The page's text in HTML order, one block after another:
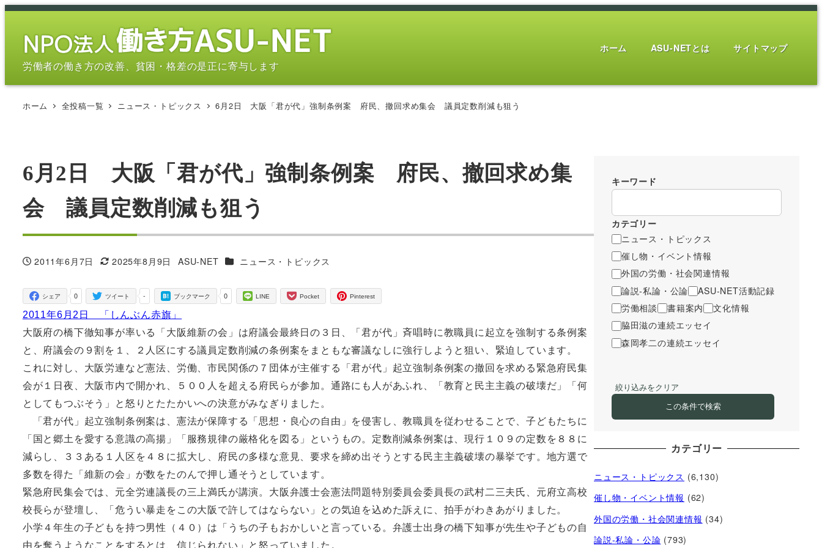
メ
労働者の働き方の改善、貧困・格差の是正に寄与します
ホーム ASU-NETとは サイトマップ
ホーム 全投稿一覧 ニュース・トピックス 6月2日 大阪「君が代」強制条例案 府民、撤回求め集会 議員定数削減も狙う
6月2日 大阪「君が代」強制条例案 府民、撤回求め集
会 議員定数削減も狙う
投稿日
2011年6月7日
更新日
2025年8月9日
著
ASU-NET カテゴリー
ニュース・トピックス
0
シェア -
ツイート 0
ブックマーク LINE Pocket Pinterest
2011年6月2日 「しんぶん赤旗」
大阪府の橋下徹知事が率いる「大阪維新の会」は府議会最終日の３日、「君が代」斉唱時に教職員に起立を強制する条例案
と、府議会の９割を１、２人区にする議員定数削減の条例案をまともな審議なしに強行しようと狙い、緊迫しています。
これに対し、大阪労連など憲法、労働、市民関係の７団体が主催する「君が代」起立強制条例案の撤回を求める緊急府民集
会が１日夜、大阪市内で開かれ、５００人を超える府民らが参加。通路にも人があふれ、「教育と民主主義の破壊だ」「何
としてもつぶそう」と怒りとたたかいへの決意がみなぎりました。
「君が代」起立強制条例案は、憲法が保障する「思想・良心の自由」を侵害し、教職員を従わせることで、子どもたちに
「国と郷土を愛する意識の高揚」「服務規律の厳格化を図る」というもの。定数削減条例案は、現行１０９の定数を８８に
減らし、３３ある１人区を４８に拡大し、府民の多様な意見、要求を締め出そうとする民主主義破壊の暴挙です。地方選で
多数を得た「維新の会」が数をたのんで押し通そうとしています。
緊急府民集会では、元全労連議長の三上満氏が講演。大阪弁護士会憲法問題特別委員会委員長の武村二三夫氏、元府立高校
校長らが登壇し、「危うい暴走をこの大阪で許してはならない」との気迫を込めた訴えに、拍手がわきあがりました。
小学４年生の子どもを持つ男性（４０）は「うちの子もおかしいと言っている。弁護士出身の橋下知事が先生や子どもの自
由を奪うようなことをするとは、信じられない」と怒っていました。
キーワード
カテゴリー
ニュース・トピックス
催し物・イベント情報
外国の労働・社会関連情報
論説-私論・公論
ASU-NET活動記録
労働相談
書籍案内
文化情報
脇田滋の連続エッセイ
森岡孝二の連続エッセイ
絞り込みをクリア
この条件で検索
カテゴリー
ニュース・トピックス (6,130)
催し物・イベント情報 (62)
外国の労働・社会関連情報 (34)
論説-私論・公論 (793)